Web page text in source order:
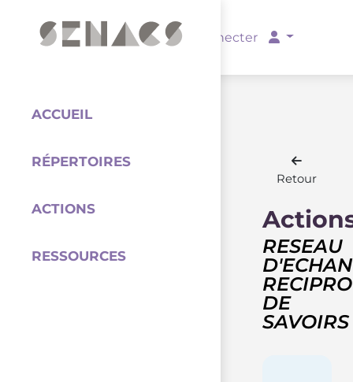
Se connecter
ACCUEIL
RÉPERTOIRES
ACTIONS
RESSOURCES
Retour
RESEAU
DE
SAVOIRS